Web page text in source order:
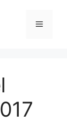
Menú